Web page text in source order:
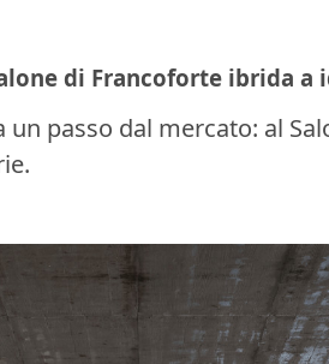
di Francoforte ibrida a
passo dal mercato: al